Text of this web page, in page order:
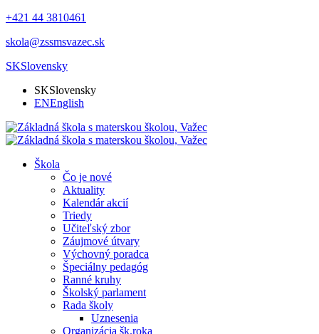
+421 44 3810461
skola@zssmsvazec.sk
SKSlovensky
SKSlovensky
ENEnglish
Škola
Čo je nové
Aktuality
Kalendár akcií
Triedy
Učiteľský zbor
Záujmové útvary
Výchovný poradca
Špeciálny pedagóg
Ranné kruhy
Školský parlament
Rada školy
Uznesenia
Organizácia šk.roka